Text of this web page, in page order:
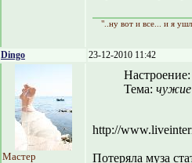
"..ну вот и все... и я
Dingo 23-12-2010 11:42
Мастер
Тема:
http://
Потеряла муза